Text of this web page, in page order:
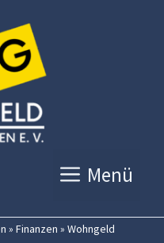
Menü
» Finanzen » Wohngeld